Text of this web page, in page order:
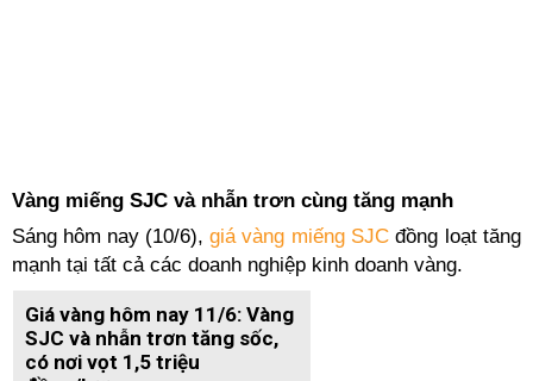
Vàng miếng SJC và nhẫn trơn cùng tăng mạnh
Sáng hôm nay (10/6), giá vàng miếng SJC đồng loạt tăng
mạnh tại tất cả các doanh nghiệp kinh doanh vàng.
Giá vàng hôm nay 11/6: Vàng
SJC và nhẫn trơn tăng sốc,
có nơi vọt 1,5 triệu